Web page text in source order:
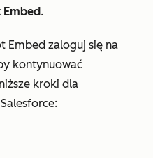
Embed.
Embed zaloguj się na
kontynuować
kroki dla